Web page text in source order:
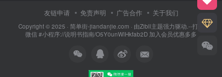
友链申请 免责声明 广告合作 关于我们
Copyright © 2025 · 简单街-jiandanjie.com · 由Zibll主题强力驱动.--打开
微信 #小程序://说明书指南/O5Y0unWlHkfab2D 加入会员优惠多多